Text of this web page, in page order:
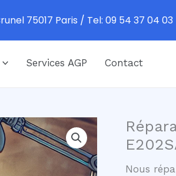
Services AGP Contact
Nous
75017 Paris / Tel: 09 54 37 04 03